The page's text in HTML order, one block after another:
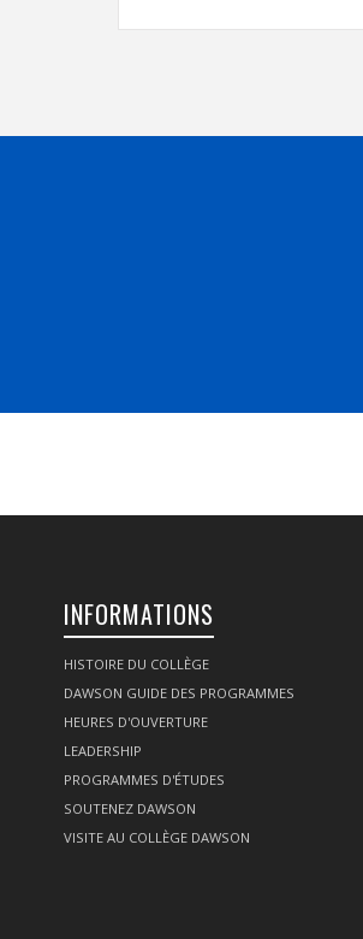
INFORMATIONS
HISTOIRE DU COLLÈGE
DAWSON GUIDE DES PROGRAMMES
HEURES D'OUVERTURE
LEADERSHIP
PROGRAMMES D'ÉTUDES
SOUTENEZ DAWSON
VISITE AU COLLÈGE DAWSON